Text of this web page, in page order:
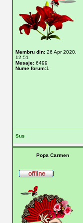
Membru din: 26 Apr 2020,
12:51
Mesaje: 6499
Nume forum:1
Sus
Popa Carmen